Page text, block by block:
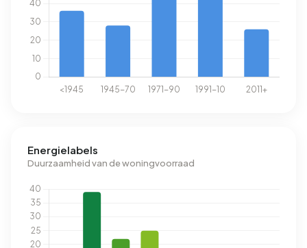
Energielabels
Duurzaamheid van de woningvoorraad